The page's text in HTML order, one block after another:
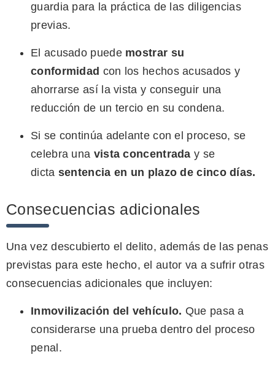
guardia para la práctica de las diligencias
previas.
El acusado puedemostrar su
conformidad con los hechos acusados y
ahorrarse así la vista y conseguir una
reducción de un tercio en su condena.
Si se continúa adelante con el proceso, se
celebra una vista concentrada y se
dicta sentencia en un plazo de cinco días.
Consecuencias adicionales
Una vez descubierto el delito, además de las penas
previstas para este hecho, el autor va a sufrir otras
consecuencias adicionales que incluyen:
Inmovilización del vehículo. Que pasa a
considerarse una prueba dentro del proceso
penal.